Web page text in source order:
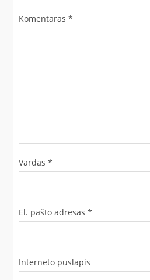
Komentaras *
Vardas *
El. pašto adresas *
Interneto puslapis